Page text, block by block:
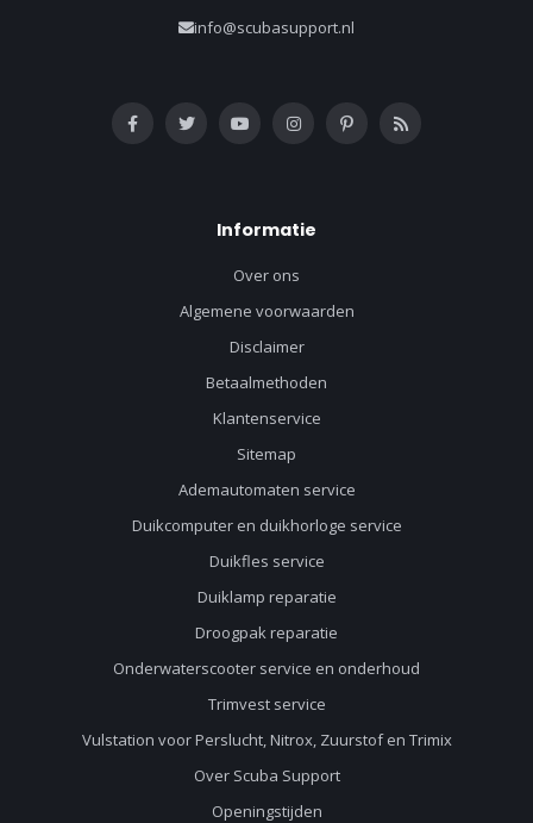
info@scubasupport.nl
Informatie
Over ons
Algemene voorwaarden
Disclaimer
Betaalmethoden
Klantenservice
Sitemap
Ademautomaten service
Duikcomputer en duikhorloge service
Duikfles service
Duiklamp reparatie
Droogpak reparatie
Onderwaterscooter service en onderhoud
Trimvest service
Vulstation voor Perslucht, Nitrox, Zuurstof en Trimix
Over Scuba Support
Openingstijden